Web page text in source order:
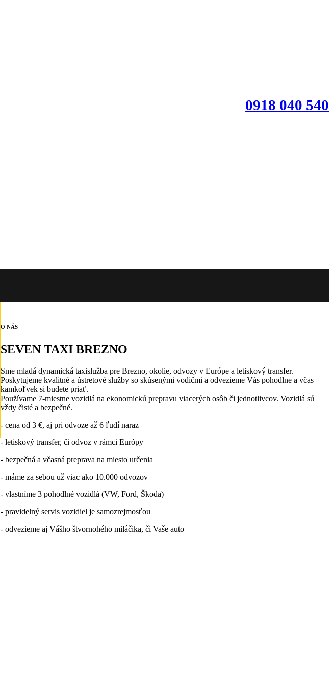
0918 040 540
O NÁS
SEVEN TAXI BREZNO
Sme mladá dynamická taxislužba pre Brezno, okolie, odvozy v Európe a letiskový transfer.
Poskytujeme kvalitné a ústretové služby so skúsenými vodičmi a odvezieme Vás pohodlne a včas
kamkoľvek si budete priať.
Používame 7-miestne vozidlá na ekonomickú prepravu viacerých osôb či jednotlivcov. Vozidlá sú
vždy čisté a bezpečné.
- cena od 3 €, aj pri odvoze až 6 ľudí naraz
- letiskový transfer, či odvoz v rámci Európy
- bezpečná a včasná preprava na miesto určenia
- máme za sebou už viac ako 10.000 odvozov
- vlastníme 3 pohodlné vozidlá (VW, Ford, Škoda)
- pravidelný servis vozidiel je samozrejmosťou
- odvezieme aj Vášho štvornohého miláčika, či Vaše auto